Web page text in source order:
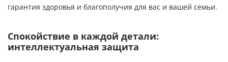
гарантия здоровья и благополучия для вас и вашей семьи.
Спокойствие в каждой детали:
интеллектуальная защита